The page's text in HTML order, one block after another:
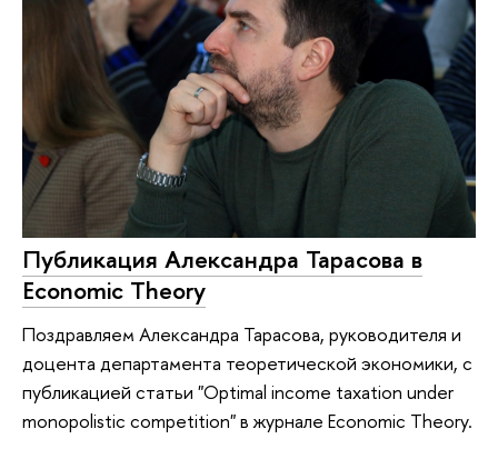
Публикация Александра Тарасова в
Economic Theory
Поздравляем Александра Тарасова, руководителя и
доцента департамента теоретической экономики, с
публикацией статьи "Optimal income taxation under
monopolistic competition" в журнале Economic Theory.